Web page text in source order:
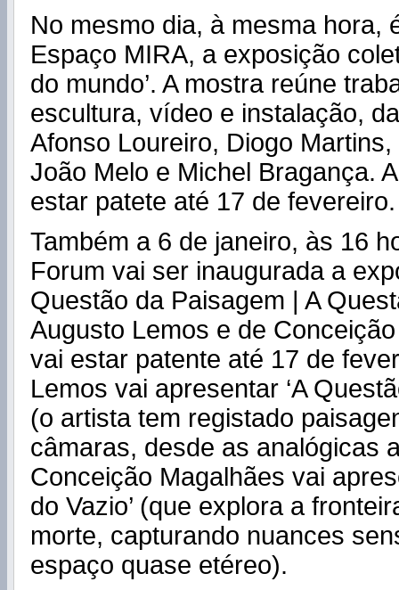
No mesmo dia, à mesma hora,
Espaço MIRA, a exposição
do mundo’. A mostra reúne
escultura, vídeo e instalação,
Afonso Loureiro, Diogo
João Melo e Michel Bragança.
estar patete até 17 de fevereiro.
Também a 6 de janeiro, às 16
Forum vai ser inaugurada a
Questão da Paisagem | A
Augusto Lemos e de
vai estar patente até 17 de
Lemos vai apresentar ‘A
(o artista tem registado
câmaras, desde as analógicas
Conceição Magalhães vai
do Vazio’ (que explora a
morte, capturando nuances
espaço quase etéreo).